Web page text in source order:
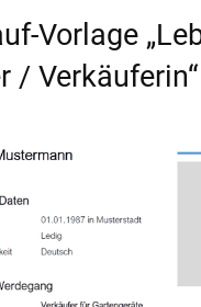
Vorlage
/ Verkäuferin“